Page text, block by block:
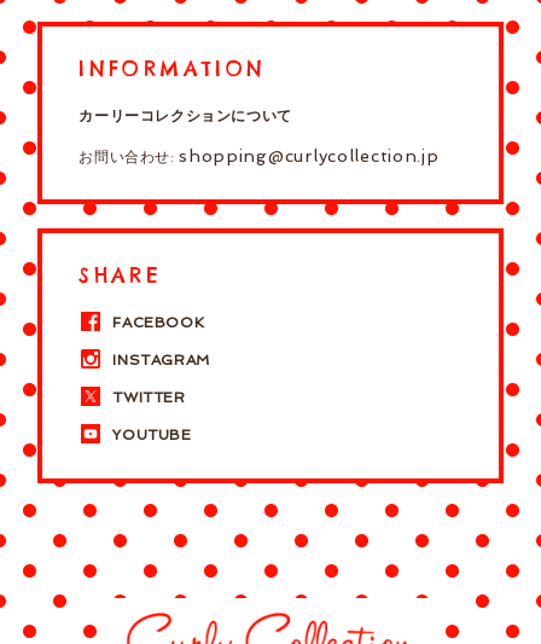
INFORMATION
カーリーコレクションについて
お問い合わせ:shopping@curlycollection.jp
SHARE
FACEBOOK
INSTAGRAM
TWITTER
YOUTUBE